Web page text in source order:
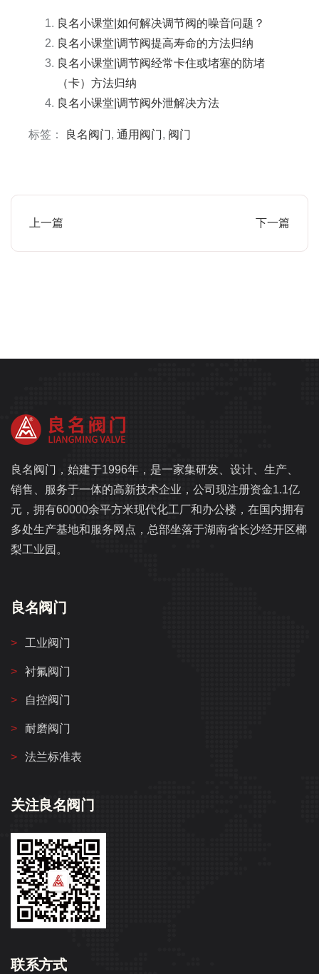
良名小课堂|如何解决调节阀的噪音问题？
良名小课堂|调节阀提高寿命的方法归纳
良名小课堂|调节阀经常卡住或堵塞的防堵
（卡）方法归纳
良名小课堂|调节阀外泄解决方法
标签： 良名阀门, 通用阀门, 阀门
上一篇 下一篇
良名阀门，始建于1996年，是一家集研发、设计、生产、
销售、服务于一体的高新技术企业，公司现注册资金1.1亿
元，拥有60000余平方米现代化工厂和办公楼，在国内拥有
多处生产基地和服务网点，总部坐落于湖南省长沙经开区榔
梨工业园。
良名阀门
工业阀门
衬氟阀门
自控阀门
耐磨阀门
法兰标准表
关注良名阀门
联系方式